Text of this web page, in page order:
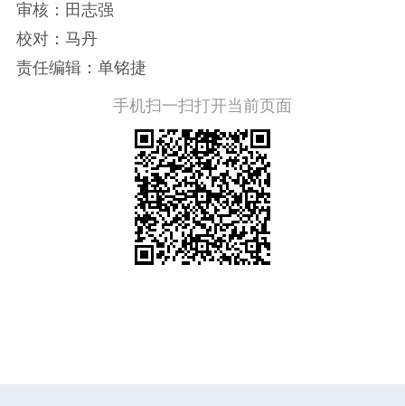
审核：田志强
校对：马丹
责任编辑：单铭捷
手机扫一扫打开当前页面